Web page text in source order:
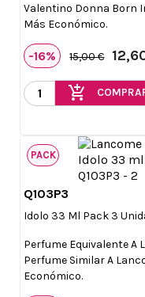
Valentino Donna Born
Más Económico.
-16% 15,00 €
add_shopping_cart
Q103P3
Idolo 33 Ml Pack 3
Perfume Equivalente A
Perfume Similar A
Económico.
PACK